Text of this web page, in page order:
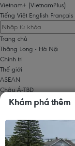
Vietnam+ (VietnamPlus)
Tiếng Việt English Français
Trang chủ
Thăng Long - Hà Nội
Chính trị
Thế giới
ASEAN
Châu Á-TBD
Trung Đông
Châu Mỹ
Châu Phi
Kinh tế
Khám phá thêm